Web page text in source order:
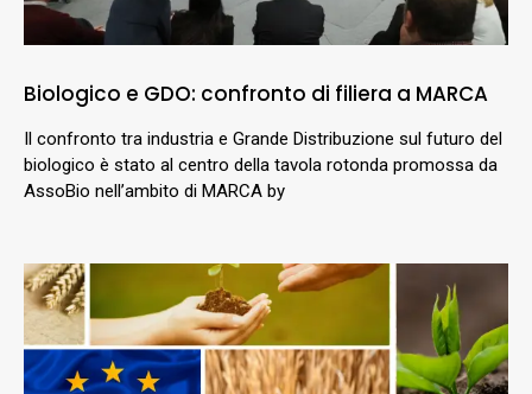
Biologico e GDO: confronto di filiera a MARCA
Il confronto tra industria e Grande Distribuzione sul futuro del
biologico è stato al centro della tavola rotonda promossa da
AssoBio nell’ambito di MARCA by